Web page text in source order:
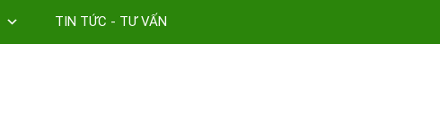
TIN TỨC - TƯ VẤN